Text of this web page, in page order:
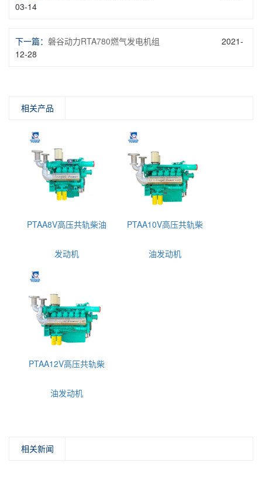
03-14
下一篇： 磐谷动力RTA780燃气发电机组
2021-
12-28
相关产品
PTAA8V高压共轨柴油
发动机
PTAA10V高压共轨柴
油发动机
PTAA12V高压共轨柴
油发动机
相关新闻